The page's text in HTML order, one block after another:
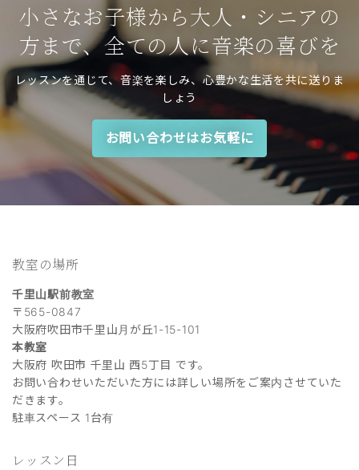
小さなお子様から大人・シニアの
方まで、全ての人に音楽の喜びを
レッスンを通じて、音楽を楽しみ、心豊かな生活を共に送りま
しょう
お問い合わせはお気軽に
教室の場所
千里山駅前教室
〒565-0847
大阪府吹田市千里山月が丘1-15-101
本教室
大阪府 吹田市 千里山 西5丁目 です。
お問い合わせいただいた方には詳しい場所をご案内させていた
だきます。
駐車スペース 1台有
レッスン日